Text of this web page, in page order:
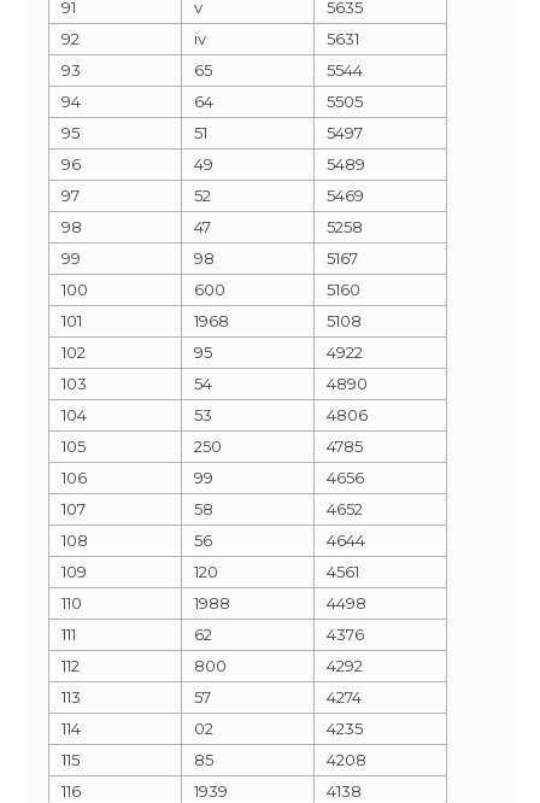
91 v
5635
92
iv
5631
93
65
5544
94
64
5505
95
51
5497
96
49
5489
97
52
5469
98
47
5258
99
98
5167
100
600
5160
101
1968
5108
102
95
4922
103
54
4890
104
53
4806
105
250
4785
106
99
4656
107
58
4652
108
56
4644
109
120
4561
110
1988
4498
111
62
4376
112
800
4292
113
57
4274
114
02
4235
115
85
4208
116
1939
4138